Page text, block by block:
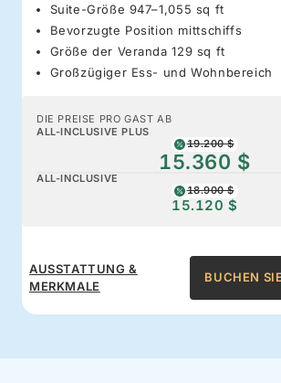
Suite-Größe 947–1,055 sq ft
Bevorzugte Position mittschiffs
Größe der Veranda 129 sq ft
Großzügiger Ess- und Wohnbereich
DIE PREISE PRO GAST AB
ALL-INCLUSIVE PLUS
19.200 $
15.360 $
ALL-INCLUSIVE
18.900 $
15.120 $
AUSSTATTUNG &
MERKMALE
BUCHEN